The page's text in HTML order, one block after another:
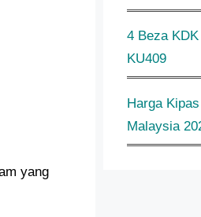
yang
4 Beza
KU409
Harga
Malaysia